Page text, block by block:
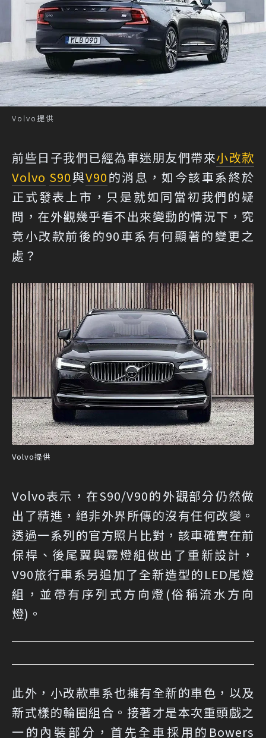
Volvo提供
前些日子我們已經為車迷朋友們帶來小改款
Volvo S90與V90的消息，如今該車系終於
正式發表上市，只是就如同當初我們的疑
問，在外觀幾乎看不出來變動的情況下，究
竟小改款前後的90車系有何顯著的變更之
處？
Volvo提供
Volvo表示，在S90/V90的外觀部分仍然做
出了精進，絕非外界所傳的沒有任何改變。
透過一系列的官方照片比對，該車確實在前
保桿、後尾翼與霧燈組做出了重新設計，
V90旅行車系另追加了全新造型的LED尾燈
組，並帶有序列式方向燈(俗稱流水方向
燈)。
此外，小改款車系也擁有全新的車色，以及
新式樣的輪圈組合。接著才是本次重頭戲之
一的內裝部分，首先全車採用的Bowers